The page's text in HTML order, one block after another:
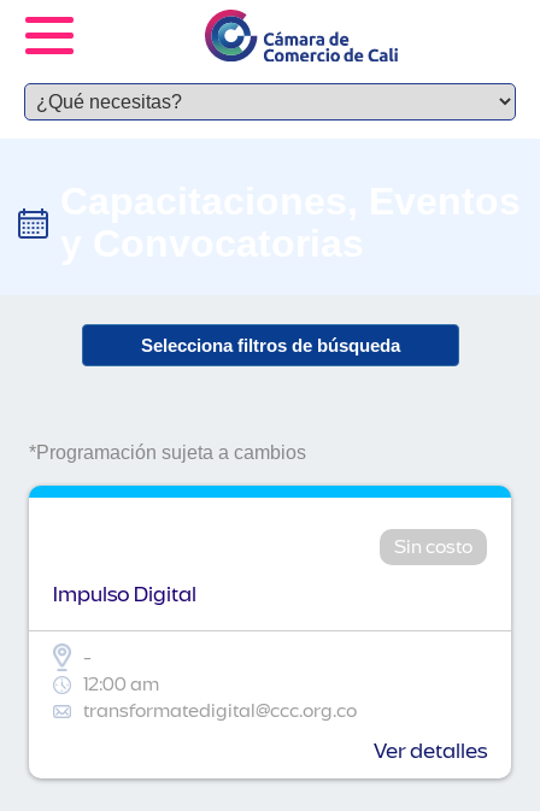
Selecciona filtros de búsqueda
*Programación sujeta a cambios
Sin costo
Impulso Digital
-
12:00 am
transformatedigital@ccc.org.co
Ver detalles